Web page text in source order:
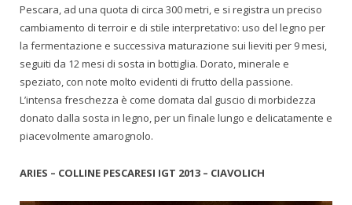
Pescara, ad una quota di circa 300 metri, e si registra un preciso
cambiamento di terroir e di stile interpretativo: uso del legno per
la fermentazione e successiva maturazione sui lieviti per 9 mesi,
seguiti da 12 mesi di sosta in bottiglia. Dorato, minerale e
speziato, con note molto evidenti di frutto della passione.
L’intensa freschezza è come domata dal guscio di morbidezza
donato dalla sosta in legno, per un finale lungo e delicatamente e
piacevolmente amarognolo.
ARIES – COLLINE PESCARESI IGT 2013 – CIAVOLICH